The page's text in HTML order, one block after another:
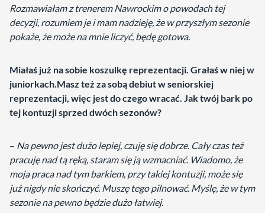
Rozmawiałam z trenerem Nawrockim o powodach tej
decyzji, rozumiem je i mam nadzieję, że w przyszłym sezonie
pokaże, że może na mnie liczyć, będę gotowa.
Miałaś już na sobie koszulkę reprezentacji. Grałaś w niej w
juniorkach.Masz też za sobą debiut w seniorskiej
reprezentacji, więc jest do czego wracać. Jak twój bark po
tej kontuzji sprzed dwóch sezonów?
– Na pewno jest dużo lepiej, czuję się dobrze. Cały czas też
pracuję nad tą ręką, staram się ją wzmacniać. Wiadomo, że
moja praca nad tym barkiem, przy takiej kontuzji, może się
już nigdy nie skończyć. Muszę tego pilnować. Myślę, że w tym
sezonie na pewno będzie dużo łatwiej.